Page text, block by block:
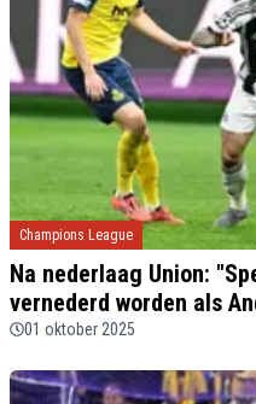
Champions League
Na nederlaag Union:
vernederd worden als
01 oktober 2025